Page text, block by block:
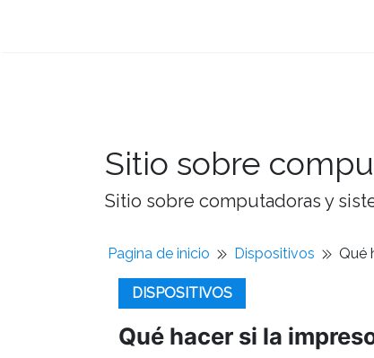
Sitio sobre
Sitio sobre computadoras y
Pagina de inicio Dispositivos Qué
DISPOSITIVOS
Qué hacer si la